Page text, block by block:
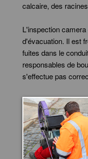
calcaire, des
L'inspection
d'évacuation. Il est
fuites dans le
responsables de
s'effectue pas